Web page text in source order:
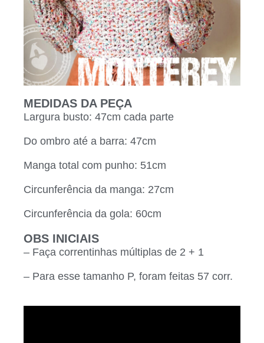
MEDIDAS DA PEÇA
Largura busto: 47cm cada parte
Do ombro até a barra: 47cm
Manga total com punho: 51cm
Circunferência da manga: 27cm
Circunferência da gola: 60cm
OBS INICIAIS
– Faça correntinhas múltiplas de 2 + 1
– Para esse tamanho P, foram feitas 57 corr.